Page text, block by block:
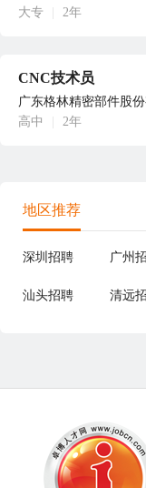
大专
2年
CNC技术员
广东格林精密部件股份
高中
2年
地区推荐
深圳招聘 广州
汕头招聘 清远